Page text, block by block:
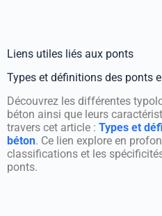
Liens utiles liés aux ponts
Types et définitions des ponts
Découvrez les différentes
béton ainsi que leurs
travers cet article : Types et
béton. Ce lien explore en
classifications et les
ponts.